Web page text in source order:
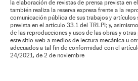
la elaboración de revistas de prensa prevista en
también realiza la reserva expresa frente a la
comunicación pública de sus trabajos y artículos
prevista en el artículo 33.1 del TRLPI; y,
de las reproducciones y usos de las obras y
este sitio web a medios de lectura mecánica u
adecuados a tal fin de conformidad con el
24/2021, de 2 de noviembre